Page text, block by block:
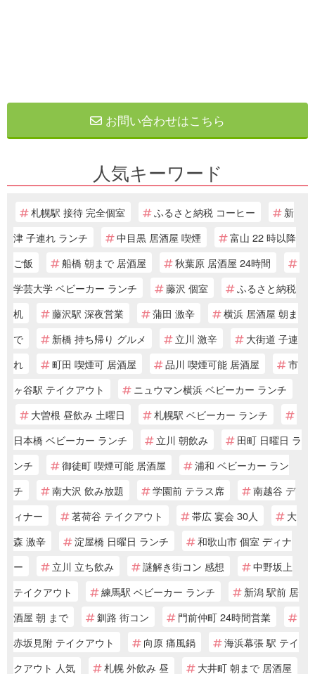
お問い合わせはこちら
人気キーワード
札幌駅 接待 完全個室 ふるさと納税 コーヒー
新
津 子連れ ランチ
中目黒 居酒屋 喫煙
富山 22 時以降
ご飯
船橋 朝まで 居酒屋
秋葉原 居酒屋 24時間
学芸大学 ベビーカー ランチ
藤沢 個室
ふるさと納税
机
藤沢駅 深夜営業 蒲田 激辛
横浜 居酒屋 朝ま
で
新橋 持ち帰り グルメ 立川 激辛
大街道 子連
れ
町田 喫煙可 居酒屋 品川 喫煙可能 居酒屋
市
ヶ谷駅 テイクアウト
ニュウマン横浜 ベビーカー ランチ
大曽根 昼飲み 土曜日
札幌駅 ベビーカー ランチ
日本橋 ベビーカー ランチ
立川 朝飲み
田町 日曜日 ラ
ンチ
御徒町 喫煙可能 居酒屋
浦和 ベビーカー ラン
チ
南大沢 飲み放題 学園前 テラス席
南越谷 デ
ィナー
茗荷谷 テイクアウト 帯広 宴会 30人
大
森 激辛
淀屋橋 日曜日 ランチ
和歌山市 個室 ディナ
ー
立川 立ち飲み 謎解き街コン 感想
中野坂上
テイクアウト
練馬駅 ベビーカー ランチ
新潟 駅前 居
酒屋 朝 まで
釧路 街コン
門前仲町 24時間営業
赤坂見附 テイクアウト
向原 痛風鍋
海浜幕張 駅 テイ
クアウト 人気
札幌 外飲み 昼 大井町 朝まで 居酒屋